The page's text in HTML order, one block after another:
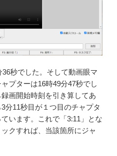
秒でした。そして動画眼マ
プターは16時49分47秒でし
画開始時刻を引き算してあ
分11秒目が１つ目のチャプタ
います。これで「3:11」とな
クすれば、当該箇所にジャ